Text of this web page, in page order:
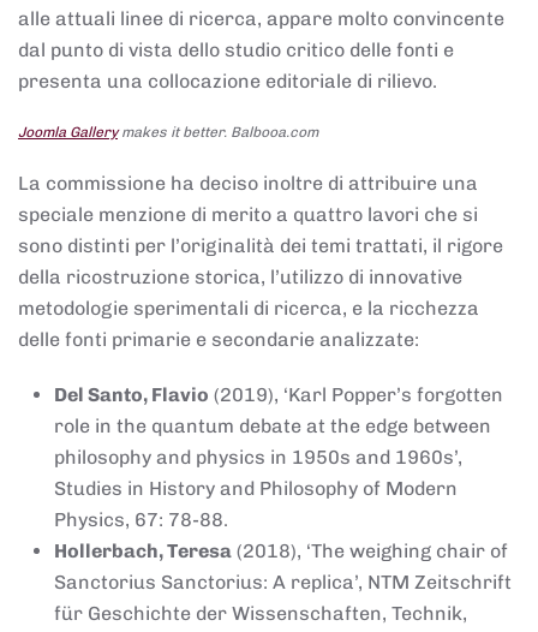
alle attuali linee di ricerca, appare molto convincente
dal punto di vista dello studio critico delle fonti e
presenta una collocazione editoriale di rilievo.
Joomla Gallerymakes it better. Balbooa.com
La commissione ha deciso inoltre di attribuire una
speciale menzione di merito a quattro lavori che si
sono distinti per l’originalità dei temi trattati, il rigore
della ricostruzione storica, l’utilizzo di innovative
metodologie sperimentali di ricerca, e la ricchezza
delle fonti primarie e secondarie analizzate:
Del Santo, Flavio (2019), ‘Karl Popper’s forgotten
role in the quantum debate at the edge between
philosophy and physics in 1950s and 1960s’,
Studies in History and Philosophy of Modern
Physics, 67: 78-88.
Hollerbach, Teresa (2018), ‘The weighing chair of
Sanctorius Sanctorius: A replica’, NTM Zeitschrift
für Geschichte der Wissenschaften, Technik,